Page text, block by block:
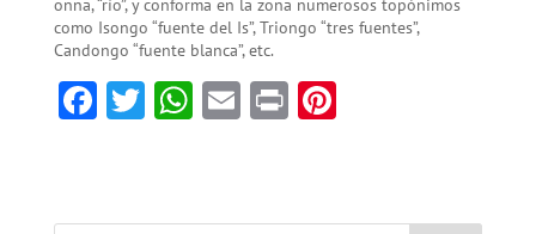
onna, “río”, y conforma en la zona numerosos topónimos
como Isongo “fuente del Is”, Triongo “tres fuentes”,
Candongo “fuente blanca”, etc.
F
b
T
er
W
sA
E
l
Pr Pi
es